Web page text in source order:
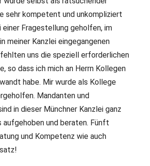
sehr kompetent und unkompliziert
einer Fragestellung geholfen, im
meiner Kanzlei eingegangenen
uns die speziell erforderlichen
so dass ich mich an Herrn Kollegen
habe. Mir wurde als Kollege
Mandanten und
in dieser Münchner Kanzlei ganz
aufgehoben und beraten. Fünft
und Kompetenz wie auch